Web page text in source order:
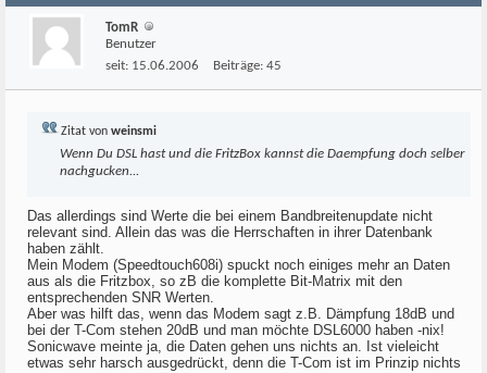
TomR
Benutzer
seit: 15.06.2006 Beiträge: 45
Zitat von weinsmi
Wenn Du DSL hast und die FritzBox kannst die Daempfung doch selber
nachgucken...
Das allerdings sind Werte die bei einem Bandbreitenupdate nicht
relevant sind. Allein das was die Herrschaften in ihrer Datenbank
haben zählt.
Mein Modem (Speedtouch608i) spuckt noch einiges mehr an Daten
aus als die Fritzbox, so zB die komplette Bit-Matrix mit den
entsprechenden SNR Werten.
Aber was hilft das, wenn das Modem sagt z.B. Dämpfung 18dB und
bei der T-Com stehen 20dB und man möchte DSL6000 haben -nix!
Sonicwave meinte ja, die Daten gehen uns nichts an. Ist vieleicht
etwas sehr harsch ausgedrückt, denn die T-Com ist im Prinzip nichts